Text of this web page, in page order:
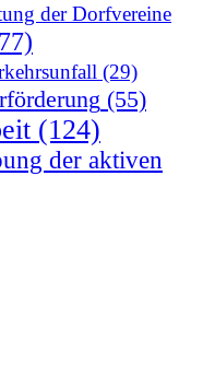
der Dorfvereine
(29)
(55)
(124)
der aktiven